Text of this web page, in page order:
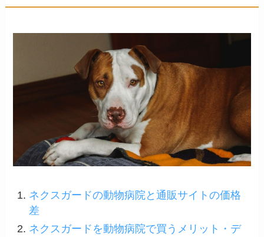
ネクスガードの動物病院と通販サイトの価格
差
ネクスガードを動物病院で買うメリット・デ